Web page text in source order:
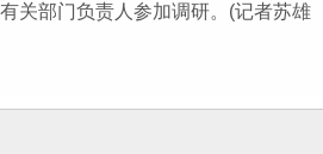
部门负责人参加调研。(记者苏雄